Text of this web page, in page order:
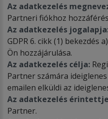
Az adatkezelés
Partneri fiókhoz
Az adatkezelés
GDPR 6. cikk (1) bekezdés
Ön hozzájárulása.
Az adatkezelés célja:
Partner számára
emailen elküldi az
Az adatkezelés
Partner.